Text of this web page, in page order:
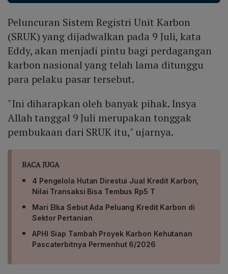
memperkuat kepercayaan investor, sehingga SRUK
diharapkan dapat terhubung secara mulus dengan
pasar karbon global.
Peluncuran Sistem Registri Unit Karbon
(SRUK) yang dijadwalkan pada 9 Juli, kata
Eddy, akan menjadi pintu bagi perdagangan
karbon nasional yang telah lama ditunggu
para pelaku pasar tersebut.
"Ini diharapkan oleh banyak pihak. Insya
Allah tanggal 9 Juli merupakan tonggak
pembukaan dari SRUK itu," ujarnya.
BACA JUGA
4 Pengelola Hutan Direstui Jual Kredit Karbon,
Nilai Transaksi Bisa Tembus Rp5 T
Mari Elka Sebut Ada Peluang Kredit Karbon di
Sektor Pertanian
APHI Siap Tambah Proyek Karbon Kehutanan
Pascaterbitnya Permenhut 6/2026